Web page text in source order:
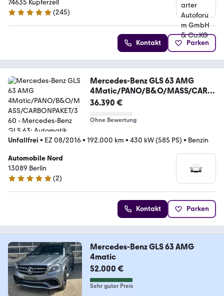
74635 Kupferzell
4.8 Sterne
(245)
Kontakt Parken
Mercedes-Benz GLS 63 AMG
4Matic/PANO/B&O/MASS/CARB
ONPAKET/360
36.390 €
Ohne Bewertung
Unfallfrei • EZ 08/2016• 192.000 km • 430 kW (585 PS) • Benzin
Automobile Nord
13089 Berlin
5 Sterne
(2)
Kontakt Parken
Mercedes-Benz GLS 63 AMG
4matic
52.000 €
Sehr guter Preis